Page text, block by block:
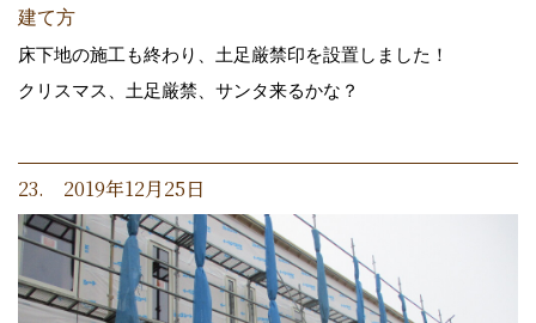
建て方
床下地の施工も終わり、土足厳禁印を設置しました！
クリスマス、土足厳禁、サンタ来るかな？
23. 2019年12月25日